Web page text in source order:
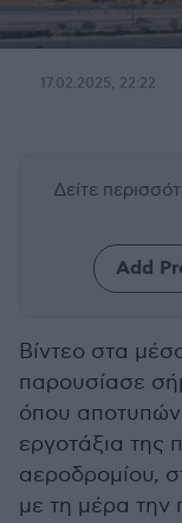
17.02.2025, 22:22
Δείτε
Add
Bίντεο στα
παρουσίασε
όπου
εργοτάξια της
αεροδρομίου,
με τη μέρα την